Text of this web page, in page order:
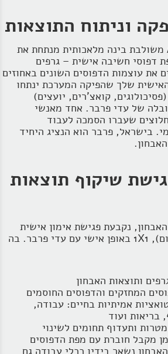
מערכת Accumatch משולבת בינה מלאכותית מנתחת את
דפוסי חשיבה אישית – גרפים
את עוצמות הדפוסים השונים באחוזים
שלך שהפיקה המערכת ינתחו
קואצ'רים, יועצים)
של עדי פרבר. אחד מאנשי
שעברו הסמכה לעבוד
בישראל, פרבר הוא הנציג היחיד
– פגישת שיקוף תוצאות
נקבעת פגישת אימון אישית
(בסטודיו DIB או בזום), 1X1 באופן אישי עם עדי פרבר. בה
ותוצאות האבחון
המחזקים והדפוסים החוסמים
אמיתיות בחיים: עבודה,
בריאות ועוד
ותעדוף תחומים לשינוי
מקבל חוברת עם מפת הדפוסים
נשאר בידיו ככלי עבודה גם